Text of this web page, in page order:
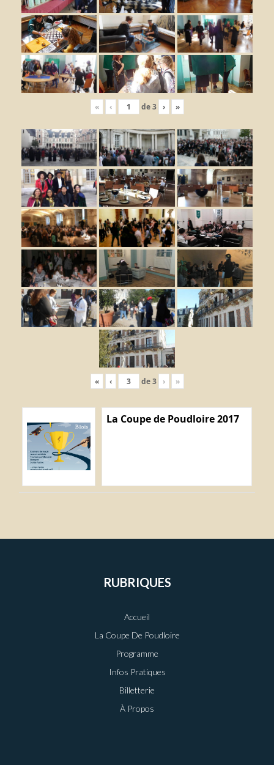
« ‹ de3 › »
« ‹ de3 › »
La Coupe de Poudloire 2017
RUBRIQUES
Accueil
La Coupe De Poudloire
Programme
Infos Pratiques
Billetterie
À Propos